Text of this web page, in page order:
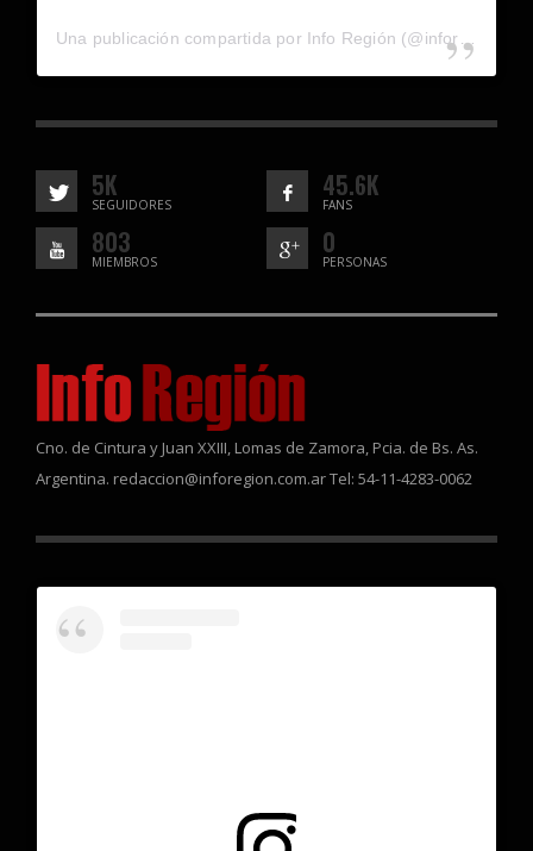
5K
SEGUIDORES
45.6K
FANS
803
MIEMBROS
0
PERSONAS
Cno. de Cintura y Juan XXIII, Lomas de Zamora, Pcia. de Bs. As.
Argentina. redaccion@inforegion.com.ar Tel: 54-11-4283-0062